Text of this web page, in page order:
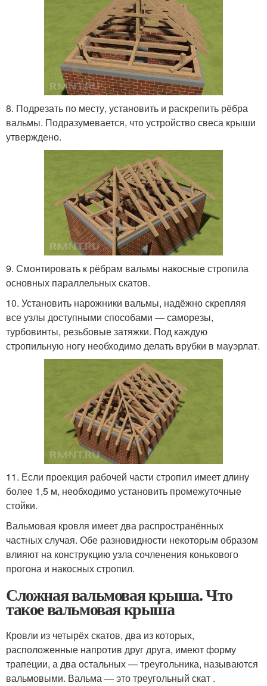
8. Подрезать по месту, установить и раскрепить рёбра
вальмы. Подразумевается, что устройство свеса крыши
утверждено.
9. Смонтировать к рёбрам вальмы накосные стропила
основных параллельных скатов.
10. Установить нарожники вальмы, надёжно скрепляя
все узлы доступными способами — саморезы,
турбовинты, резьбовые затяжки. Под каждую
стропильную ногу необходимо делать врубки в мауэрлат.
11. Если проекция рабочей части стропил имеет длину
более 1,5 м, необходимо установить промежуточные
стойки.
Вальмовая кровля имеет два распространённых
частных случая. Обе разновидности некоторым образом
влияют на конструкцию узла сочленения конькового
прогона и накосных стропил.
Сложная вальмовая крыша. Что
такое вальмовая крыша
Кровли из четырёх скатов, два из которых,
расположенные напротив друг друга, имеют форму
трапеции, а два остальных — треугольника, называются
вальмовыми. Вальма — это треугольный скат .